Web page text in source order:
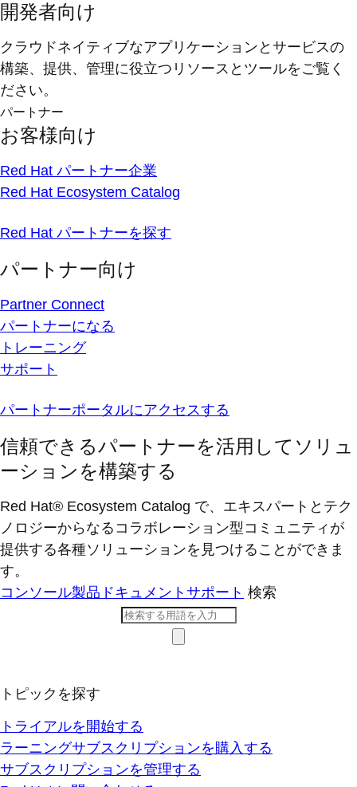
開発者向け
クラウドネイティブなアプリケーションとサービスの
構築、提供、管理に役立つリソースとツールをご覧く
ださい。
パートナー
お客様向け
Red Hat パートナー企業
Red Hat Ecosystem Catalog
Red Hat パートナーを探す
パートナー向け
Partner Connect
パートナーになる
トレーニング
サポート
パートナーポータルにアクセスする
信頼できるパートナーを活用してソリュ
ーションを構築する
Red Hat® Ecosystem Catalog で、エキスパートとテク
ノロジーからなるコラボレーション型コミ​ュニティが
提供する各種ソリューションを見つけることができま
す。
コンソール製品ドキュメント サポート 検索
トピックを探す
トライアルを開始する
ラーニングサブスクリプションを購入する
サブスクリプションを管理する